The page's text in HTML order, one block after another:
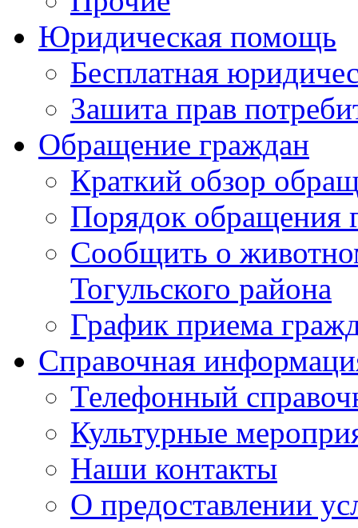
Юридическая помощь
Бесплатная
Зашита прав
Обращение граждан
Краткий обзор
Порядок обращения
Сообщить о
Тогульского района
График приема
Справочная
Телефонный
Культурные
Наши контакты
О предоставлении